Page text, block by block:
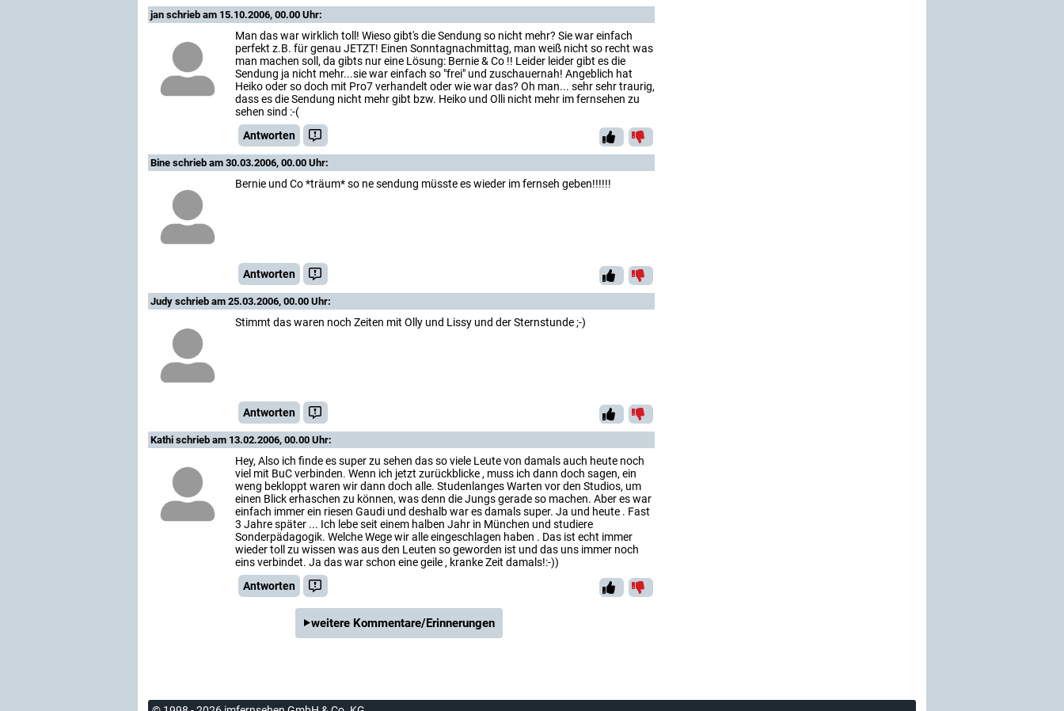
jan schrieb am 15.10.2006, 00.00 Uhr:
Man das war wirklich toll! Wieso gibt's die Sendung so nicht mehr? Sie war einfach
perfekt z.B. für genau JETZT! Einen Sonntagnachmittag, man weiß nicht so recht was
man machen soll, da gibts nur eine Lösung: Bernie & Co !! Leider leider gibt es die
Sendung ja nicht mehr...sie war einfach so "frei" und zuschauernah! Angeblich hat
Heiko oder so doch mit Pro7 verhandelt oder wie war das? Oh man... sehr sehr traurig,
dass es die Sendung nicht mehr gibt bzw. Heiko und Olli nicht mehr im fernsehen zu
sehen sind :-(
Antworten
Bine schrieb am 30.03.2006, 00.00 Uhr:
Bernie und Co *träum* so ne sendung müsste es wieder im fernseh geben!!!!!!
Antworten
Judy schrieb am 25.03.2006, 00.00 Uhr:
Stimmt das waren noch Zeiten mit Olly und Lissy und der Sternstunde ;-)
Antworten
Kathi schrieb am 13.02.2006, 00.00 Uhr:
Hey, Also ich finde es super zu sehen das so viele Leute von damals auch heute noch
viel mit BuC verbinden. Wenn ich jetzt zurückblicke , muss ich dann doch sagen, ein
weng bekloppt waren wir dann doch alle. Studenlanges Warten vor den Studios, um
einen Blick erhaschen zu können, was denn die Jungs gerade so machen. Aber es war
einfach immer ein riesen Gaudi und deshalb war es damals super. Ja und heute . Fast
3 Jahre später ... Ich lebe seit einem halben Jahr in München und studiere
Sonderpädagogik. Welche Wege wir alle eingeschlagen haben . Das ist echt immer
wieder toll zu wissen was aus den Leuten so geworden ist und das uns immer noch
eins verbindet. Ja das war schon eine geile , kranke Zeit damals!:-))
Antworten
weitere Kommentare/Erinnerungen